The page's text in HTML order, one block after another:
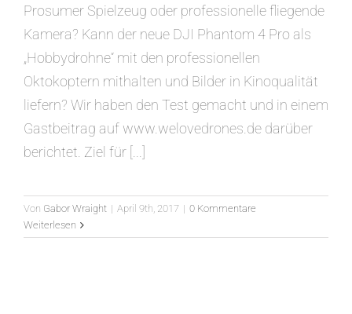
Prosumer Spielzeug oder professionelle fliegende
Kamera? Kann der neue DJI Phantom 4 Pro als
„Hobbydrohne“ mit den professionellen
Oktokoptern mithalten und Bilder in Kinoqualität
liefern? Wir haben den Test gemacht und in einem
Gastbeitrag auf www.welovedrones.de darüber
berichtet. Ziel für [...]
Von Gabor Wraight | April 9th, 2017 | 0 Kommentare
Weiterlesen